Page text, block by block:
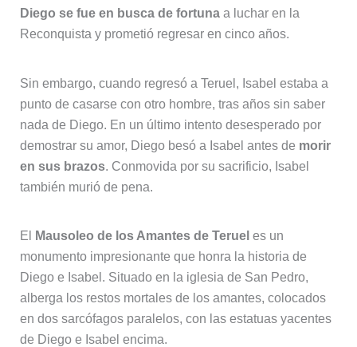
Diego se fue en busca de fortunaa luchar en la
Reconquista y prometió regresar en cinco años.
Sin embargo, cuando regresó a Teruel, Isabel estaba a
punto de casarse con otro hombre, tras años sin saber
nada de Diego. En un último intento desesperado por
demostrar su amor, Diego besó a Isabel antes de morir
en sus brazos. Conmovida por su sacrificio, Isabel
también murió de pena.
El Mausoleo de los Amantes de Teruel es un
monumento impresionante que honra la historia de
Diego e Isabel. Situado en la iglesia de San Pedro,
alberga los restos mortales de los amantes, colocados
en dos sarcófagos paralelos, con las estatuas yacentes
de Diego e Isabel encima.